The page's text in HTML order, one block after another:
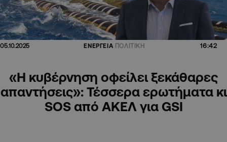
05.10.2025 ΕΝΕΡΓΕΙΑ ΠΟΛΙΤΙΚΗ 16:42
«Η κυβέρνηση οφείλει ξεκάθαρες
απαντήσεις»: Τέσσερα ερωτήματα κι
SOS από ΑΚΕΛ για GSI